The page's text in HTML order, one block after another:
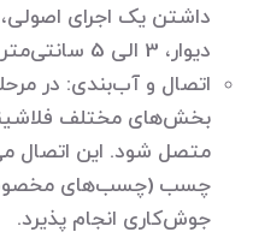
داشتن یک اجرای
دیوار، 3 الی 5 سانتی‌متر فاصله وجود داشته باشد.
اتصال و آب‌بندی: در
بخش‌های مختلف
متصل شود. این اتصال
چسب (چسب‌های مخصوص
جوش‌کاری انجام پذیرد.